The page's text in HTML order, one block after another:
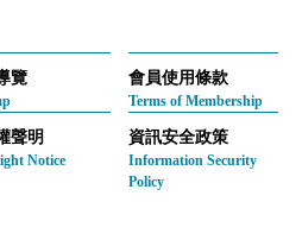
覽 會員使用條款
Terms of Membership
聲明
Notice
資訊安全政策
Information Security
Policy